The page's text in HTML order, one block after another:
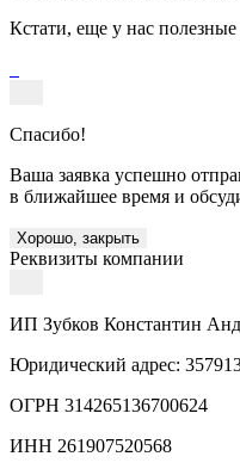
Кстати, еще у нас полезные
Спасибо!
Ваша заявка успешно
в ближайшее время и
Хорошо, закрыть
Реквизиты компании
ИП Зубков Константин
Юридический адрес:
ОГРН 314265136700624
ИНН 261907520568